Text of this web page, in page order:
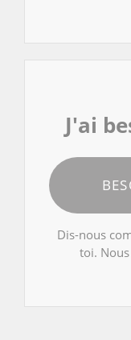
J'ai
Dis-nous
toi.